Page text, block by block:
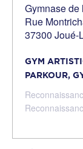
Gymnase
Rue
37300 Joué-
GYM
PARKOUR,